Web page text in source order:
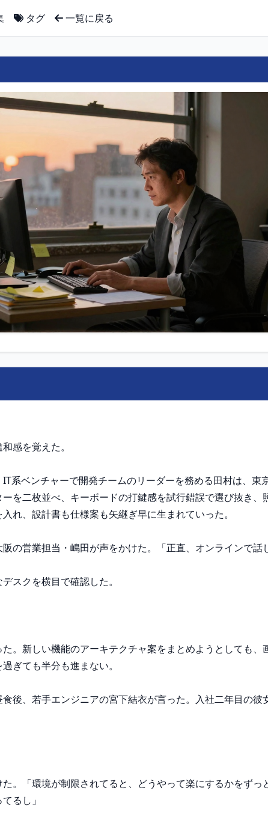
タグ 一覧に戻る
感を覚えた。
系ベンチャーで開発チームのリーダーを務める田村は、東
を二枚並べ、キーボードの打鍵感を試行錯誤で選び抜き
れ、設計書も仕様案も矢継ぎ早に生まれていった。
の営業担当・嶋田が声をかけた。「正直、オンラインで話
スクを横目で確認した。
。新しい機能のアーキテクチャ案をまとめようとしても
ぎても半分も進まない。
後、若手エンジニアの宮下結衣が言った。入社二年目の
。「環境が制限されてると、どうやって楽にするかをず
るし」